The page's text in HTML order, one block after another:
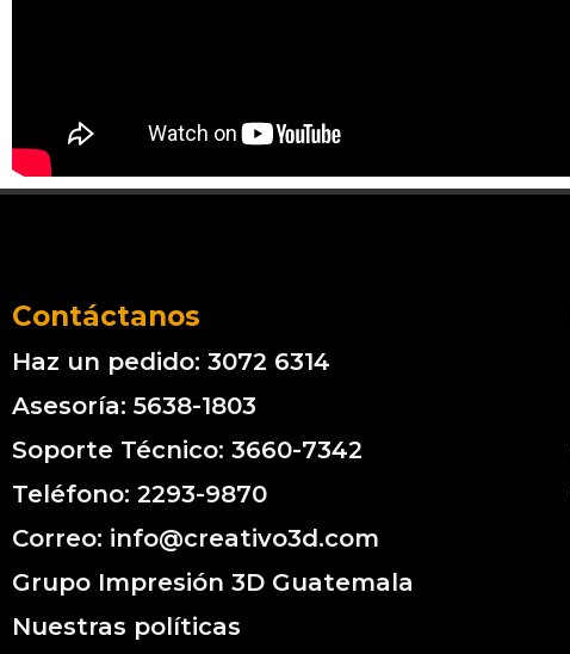
Contáctanos
Haz un pedido: 3072 6314
Asesoría: 5638-1803
Soporte Técnico: 3660-7342
Teléfono: 2293-9870
Correo: info@creativo3d.com
Grupo Impresión 3D Guatemala
Nuestras políticas